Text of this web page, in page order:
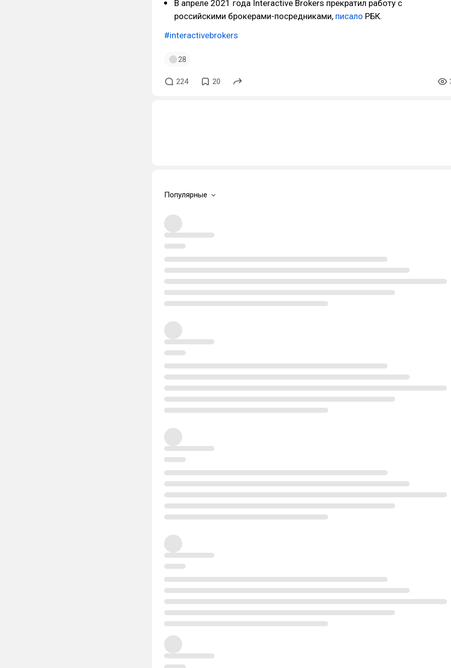
В апреле 2021 года Interactive Brokers прекратил работу с
российскими брокерами-посредниками, писало РБК.
#interactivebrokers
28
224 20
Популярные